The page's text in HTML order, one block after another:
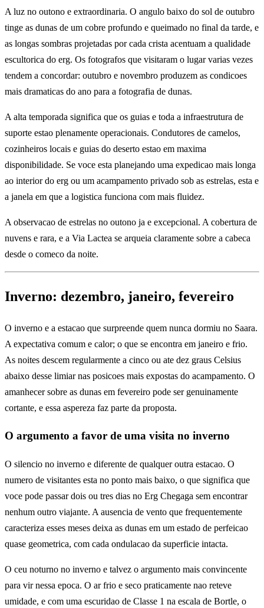
A luz no outono e extraordinaria. O angulo baixo do sol de outubro
tinge as dunas de um cobre profundo e queimado no final da tarde, e
as longas sombras projetadas por cada crista acentuam a qualidade
escultorica do erg. Os fotografos que visitaram o lugar varias vezes
tendem a concordar: outubro e novembro produzem as condicoes
mais dramaticas do ano para a fotografia de dunas.
A alta temporada significa que os guias e toda a infraestrutura de
suporte estao plenamente operacionais. Condutores de camelos,
cozinheiros locais e guias do deserto estao em maxima
disponibilidade. Se voce esta planejando uma expedicao mais longa
ao interior do erg ou um acampamento privado sob as estrelas, esta e
a janela em que a logistica funciona com mais fluidez.
A observacao de estrelas no outono ja e excepcional. A cobertura de
nuvens e rara, e a Via Lactea se arqueia claramente sobre a cabeca
desde o comeco da noite.
Inverno: dezembro, janeiro, fevereiro
O inverno e a estacao que surpreende quem nunca dormiu no Saara.
A expectativa comum e calor; o que se encontra em janeiro e frio.
As noites descem regularmente a cinco ou ate dez graus Celsius
abaixo desse limiar nas posicoes mais expostas do acampamento. O
amanhecer sobre as dunas em fevereiro pode ser genuinamente
cortante, e essa aspereza faz parte da proposta.
O argumento a favor de uma visita no inverno
O silencio no inverno e diferente de qualquer outra estacao. O
numero de visitantes esta no ponto mais baixo, o que significa que
voce pode passar dois ou tres dias no Erg Chegaga sem encontrar
nenhum outro viajante. A ausencia de vento que frequentemente
caracteriza esses meses deixa as dunas em um estado de perfeicao
quase geometrica, com cada ondulacao da superficie intacta.
O ceu noturno no inverno e talvez o argumento mais convincente
para vir nessa epoca. O ar frio e seco praticamente nao reteve
umidade, e com uma escuridao de Classe 1 na escala de Bortle, o